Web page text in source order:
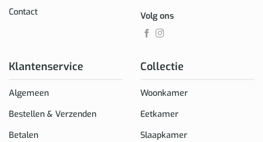
Contact
Klantenservice
Algemeen
Bestellen & Verzenden
Betalen
Collectie
Woonkamer
Eetkamer
Slaapkamer
Volg ons